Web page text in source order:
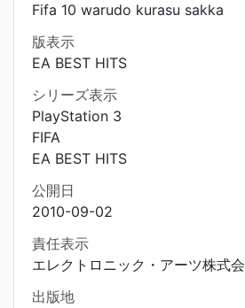
Fifa 10 warudo kurasu sakka
版表示
EA BEST HITS
シリーズ表示
PlayStation 3
FIFA
EA BEST HITS
公開日
2010-09-02
責任表示
エレクトロニック・アーツ株式
出版地